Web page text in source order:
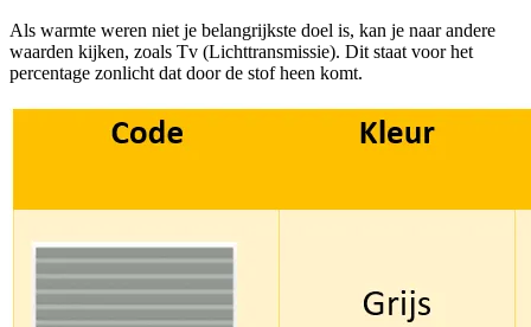
Als warmte weren niet je belangrijkste doel is, kan je naar andere
waarden kijken, zoals Tv (Lichttransmissie). Dit staat voor het
percentage zonlicht dat door de stof heen komt.